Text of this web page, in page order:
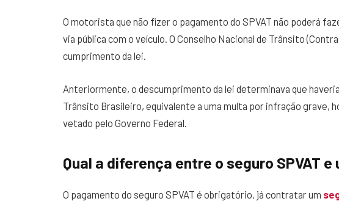
O motorista que não fizer o pagamento do SPVAT não poderá
via pública com o veículo. O Conselho Nacional de Trânsito
cumprimento da lei.
Anteriormente, o descumprimento da lei determinava que
Trânsito Brasileiro, equivalente a uma multa por infração grave,
vetado pelo Governo Federal.
Qual a diferença entre o seguro SPVAT
O pagamento do seguro SPVAT é obrigatório, já contratar um